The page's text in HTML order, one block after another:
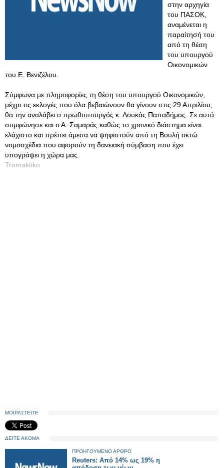
στην αρχηγία
του ΠΑΣΟΚ,
αναμένεται η
παραίτησή του
από τη θέση
του υπουργού
Οικονομικών
του Ε. Βενιζέλου.
Σύμφωνα με πληροφορίες τη θέση του υπουργού Οικονομικών,
μέχρι τις εκλογές που όλα βεβαιώνουν θα γίνουν στις 29 Απριλίου,
θα την αναλάβει ο πρωθυπουργός κ. Λουκάς Παπαδήμος. Σε αυτό
συμφώνησε και ο Α. Σαμαράς καθώς το χρονικό διάστημα είναι
ελάχιστο και πρέπει άμεσα να ψηφιστούν από τη Βουλή οκτώ
νομοσχέδια που αφορούν τη δανειακή σύμβαση που έχει
υπογράψει η χώρα μας.
Tromaktiko
ΜΟΙΡΑΣΤΕΙΤΕ
ΔΕΙΤΕ ΑΚΟΜΑ
ΠΡΟΗΓΟΥΜΕΝΟ ΑΡΘΡΟ
Reuters: Από 14% ως 19% η